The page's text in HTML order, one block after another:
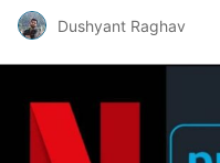
Dushyant Raghav